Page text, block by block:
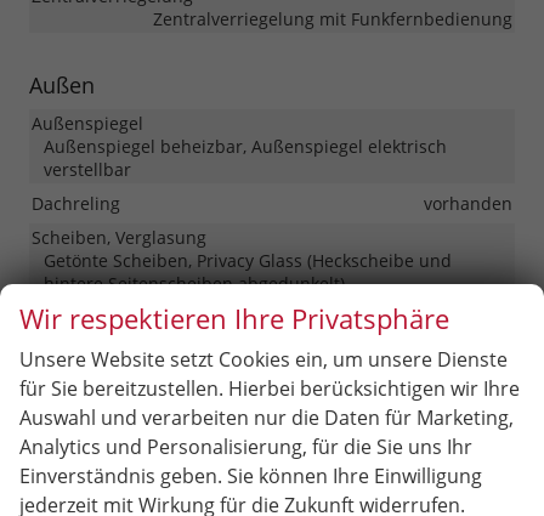
Zentralverriegelung mit Funkfernbedienung
Außen
Außenspiegel
Außenspiegel beheizbar, Außenspiegel elektrisch
verstellbar
Dachreling
vorhanden
Scheiben, Verglasung
Getönte Scheiben, Privacy Glass (Heckscheibe und
hintere Seitenscheiben abgedunkelt)
Räder & Technik
Antriebsachse
Frontantrieb
Bremsen
Elektronische Parkbremse
Fahrwerk- und Regelungssysteme
Antiblockiersystem (ABS), Elektronisches Stabilitäts-
Programm (ESP), Reifendruckkontrolle
Wir respektieren Ihre Privatsphäre
Unsere Website setzt Cookies ein, um unsere Dienste
für Sie bereitzustellen. Hierbei berücksichtigen wir Ihre
Auswahl und verarbeiten nur die Daten für Marketing,
Analytics und Personalisierung, für die Sie uns Ihr
Einverständnis geben. Sie können Ihre Einwilligung
jederzeit mit Wirkung für die Zukunft widerrufen.